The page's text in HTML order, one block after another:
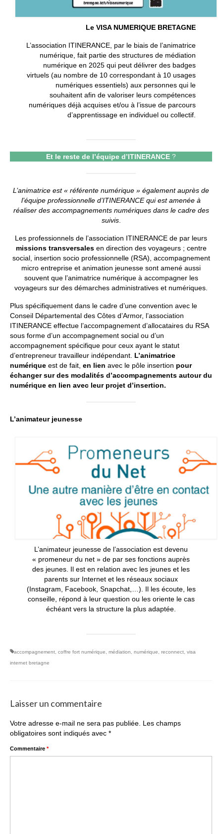
Le VISA NUMERIQUE BRETAGNE
L’association ITINERANCE, par le biais de l’animatrice
numérique, fait partie des structures de médiation
numérique en 2025 qui peut délivrer des badges
virtuels (au nombre de 10 correspondant à 10 usages
numériques essentiels) aux personnes qui le
souhaitent afin de valoriser leurs compétences
numériques déjà acquises et/ou à l’issue de parcours
d’apprentissage en individuel ou collectif.
Et le reste de l’équipe d’ITINERANCE ?
L’animatrice est « référente numérique » également auprès de
l’équipe professionnelle d’ITINERANCE qui est amenée à
réaliser des accompagnements numériques dans le cadre des
suivis.
Les professionnels de l’association ITINERANCE de par leurs
missions transversalesen direction des voyageurs ; centre
social, insertion socio professionnelle (RSA), accompagnement
micro entreprise et animation jeunesse sont amené aussi
souvent que l’animatrice numérique à accompagner les
voyageurs sur des démarches administratives et numériques.
Plus spécifiquement dans le cadre d’une convention avec le
Conseil Départemental des Côtes d’Armor, l’association
ITINERANCE effectue l’accompagnement d’allocataires du RSA
sous forme d’un accompagnement social ou d’un
accompagnement spécifique pour ceux ayant le statut
d’entrepreneur travailleur indépendant. L’animatrice
numérique est de fait, en lien avec le pôle insertion pour
échanger sur des modalités d’accompagnements autour du
numérique en lien avec leur projet d’insertion.
L’animateur jeunesse
L’animateur jeunesse de l’association est devenu
« promeneur du net » de par ses fonctions auprès
des jeunes. Il est en relation avec les jeunes et les
parents sur Internet et les réseaux sociaux
(Instagram, Facebook, Snapchat,…). Il les écoute, les
conseille, répond à leur question ou les oriente le cas
échéant vers la structure la plus adaptée.
accompagnement coffre fort numérique médiation numérique reconnect visa
internet bretagne
Laisser un commentaire
Votre adresse e-mail ne sera pas publiée. Les champs
obligatoires sont indiqués avec *
Commentaire *